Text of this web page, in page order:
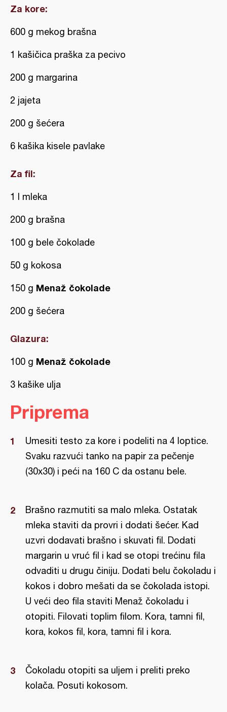
Za kore:
600 g mekog brašna
1 kašičica praška za pecivo
200 g margarina
2 jajeta
200 g šećera
6 kašika kisele pavlake
Za fil:
1 l mleka
200 g brašna
100 g bele čokolade
50 g kokosa
150 g Menaž čokolade
200 g šećera
Glazura:
100 g Menaž čokolade
3 kašike ulja
Priprema
Umesiti testo za kore i podeliti na 4 loptice.
Svaku razvući tanko na papir za pečenje
(30x30) i peći na 160 C da ostanu bele.
Brašno razmutiti sa malo mleka. Ostatak
mleka staviti da provri i dodati šećer. Kad
uzvri dodavati brašno i skuvati fil. Dodati
margarin u vruć fil i kad se otopi trećinu fila
odvaditi u drugu činiju. Dodati belu čokoladu i
kokos i dobro mešati da se čokolada istopi.
U veći deo fila staviti Menaž čokoladu i
otopiti. Filovati toplim filom. Kora, tamni fil,
kora, kokos fil, kora, tamni fil i kora.
Čokoladu otopiti sa uljem i preliti preko
kolača. Posuti kokosom.